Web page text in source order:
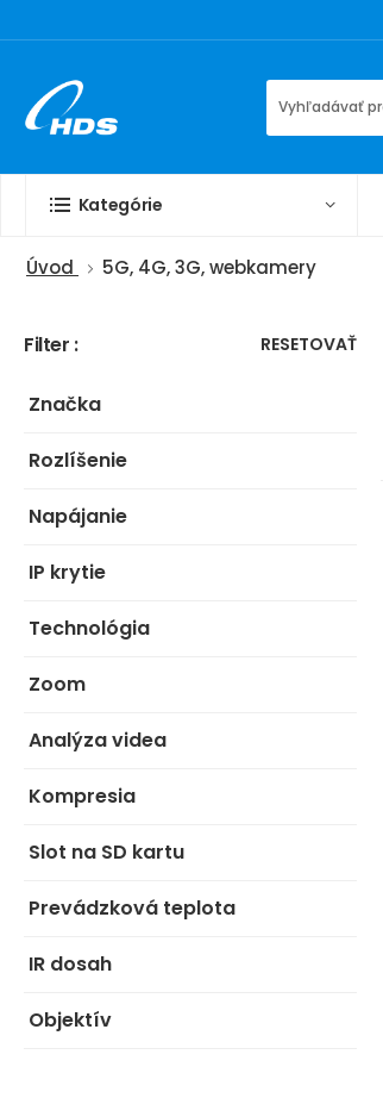
Kategórie
Úvod 5G, 4G, 3G, webkamery
Filter : RESETOVAŤ
Značka
Rozlíšenie
Napájanie
IP krytie
Technológia
Zoom
Analýza videa
Kompresia
Slot na SD kartu
Prevádzková teplota
IR dosah
Objektív